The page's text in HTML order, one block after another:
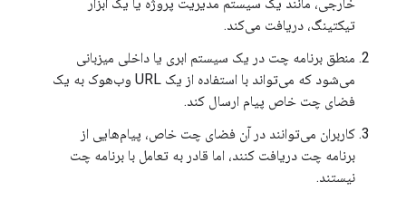
خارجی، مانند یک سیستم مدیریت پروژه یا یک ابزار
تیکتینگ، دریافت می‌کند.
منطق برنامه چت در یک سیستم ابری یا داخلی میزبانی
می‌شود که می‌تواند با استفاده از یک URL وب‌هوک به یک
فضای چت خاص پیام ارسال کند.
کاربران می‌توانند در آن فضای چت خاص، پیام‌هایی از
برنامه چت دریافت کنند، اما قادر به تعامل با برنامه چت
نیستند.